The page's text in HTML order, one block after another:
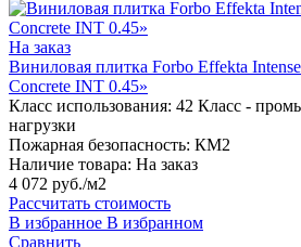
На заказ
Виниловая плитка Forbo Effekta
Concrete INT 0.45»
Класс использования: 42 Класс -
нагрузки
Пожарная безопасность: КМ2
Наличие товара: На заказ
4 072 руб./м2
Рассчитать стоимость
В избранное В избранном
Сравнить